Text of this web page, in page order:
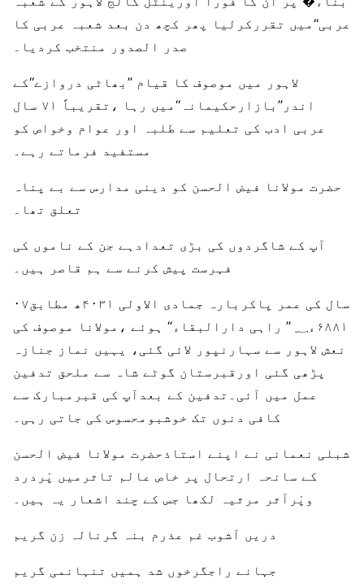
عربی‘‘میں تقررکرلیا پھر کچھ دن بعد شعبہ عربی کا
صدر الصدور منتخب کردیا۔
لاہور میں موصوف کا قیام ’’بھاٹی دروازے‘‘کے
اندر’’بازارحکیمانہ‘‘میں رہا ،تقریباً ۷۱ سال
عربی ادب کی تعلیم سے طلبہ اور عوام وخواص کو
مستفید فرماتے رہے۔
حضرت مولانا فیض الحسن کو دینی مدارس سے بے پناہ
تعلق تھا۔
آپ کے شاگردوں کی بڑی تعدادہے جن کے ناموں کی
فہرست پیش کرنے سے ہم قاصر ہیں۔
۰۷سال کی عمر پاکربارہ جمادی الاولی ۴۰۳۱ھ مطابق
۶۸۸۱ء؁ ’’ راہی دارالبقاء‘‘ ہوئے ،مولانا موصوف کی
نعش لاہور سے سہارنپور لائی گئی، یہیں نماز جنازہ
پڑھی گئی اورقبرستان گوٹے شاہ سے ملحق تدفین
عمل میں آئی۔تدفین کے بعدآپ کی قبرمبارک سے
کافی دنوں تک خوشبومحسوس کی جاتی رہی۔
شبلی نعمانی نے اپنے استاذحضرت مولانا فیض الحسن
کے سانحہ ارتحال پر خاص عالم تاثرمیں پْردرد
وپْراَثر مرثیہ لکھا جس کے چند اشعار یہ ہیں۔
دریں آشوب غم عذرم بنہ گرنالہ زن گریم
جہانے راجگرخوں شد ہمیں تنہانمی گریم